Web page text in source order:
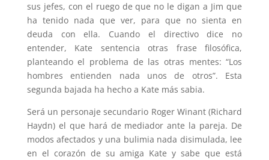
sus jefes, con el ruego de que no le digan a Jim que
ha tenido nada que ver, para que no sienta en
deuda con ella. Cuando el directivo dice no
entender, Kate sentencia otras frase filosófica,
planteando el problema de las otras mentes: “Los
hombres entienden nada unos de otros”. Esta
segunda bajada ha hecho a Kate más sabia.
Será un personaje secundario Roger Winant (Richard
Haydn) el que hará de mediador ante la pareja. De
modos afectados y una bulimia nada disimulada, lee
en el corazón de su amiga Kate y sabe que está